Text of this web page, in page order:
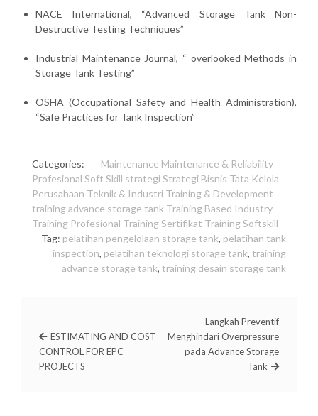
NACE International, “Advanced Storage Tank Non-
Destructive Testing Techniques”
Industrial Maintenance Journal, “ overlooked Methods in
Storage Tank Testing”
OSHA (Occupational Safety and Health Administration),
“Safe Practices for Tank Inspection”
Categories: Maintenance Maintenance & Reliability
Profesional Soft Skill strategiStrategi Bisnis Tata Kelola
Perusahaan Teknik & Industri Training & Development
training advance storage tank Training Based Industry
Training Profesional Training Sertifikat Training Softskill
Tag: pelatihan pengelolaan storage tank, pelatihan tank
inspection, pelatihan teknologi storage tank, training
advance storage tank, training desain storage tank
ESTIMATING AND COST
CONTROL FOR EPC
PROJECTS
Langkah Preventif
Menghindari Overpressure
pada Advance Storage
Tank